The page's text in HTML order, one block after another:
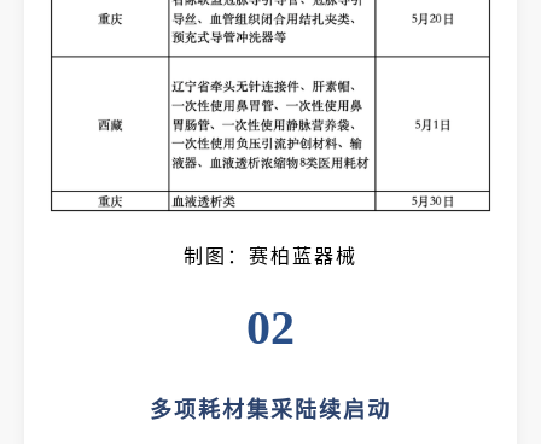
制图：赛柏蓝器械
02
多项耗材集采陆续启动